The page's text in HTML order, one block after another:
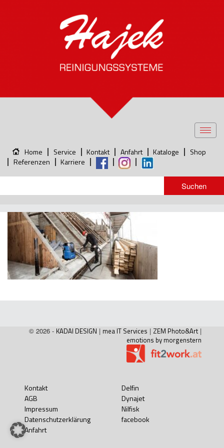
Home Service Kontakt Anfahrt Kataloge
Shop
Referenzen
Karriere
© 2026 - KADAI DESIGN | mea IT Services | ZEM Photo&Art |
emotions by morgenstern
Kontakt
AGB
Impressum
Datenschutzerklärung
Anfahrt
Delfin
Dynajet
Nilfisk
facebook